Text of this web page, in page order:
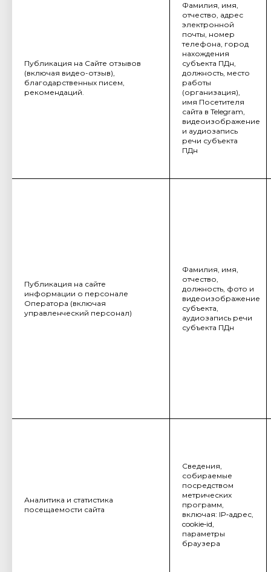
Публикация на Сайте отзывов
(включая видео-отзыв),
благодарственных писем,
рекомендаций.
Фамилия, имя,
отчество, адрес
электронной
почты, номер
телефона, город
нахождения
субъекта ПДн,
должность, место
работы
(организация),
имя Посетителя
сайта в Telegram,
видеоизображение
и аудиозапись
речи субъекта
ПДн
Публикация на сайте
информации о персонале
Оператора (включая
управленческий персонал)
Фамилия, имя,
отчество,
должность, фото и
видеоизображение
субъекта,
аудиозапись речи
субъекта ПДн
Аналитика и статистика
посещаемости сайта
Сведения,
собираемые
посредством
метрических
программ,
включая: IP‑адрес,
cookie‑id,
параметры
браузера